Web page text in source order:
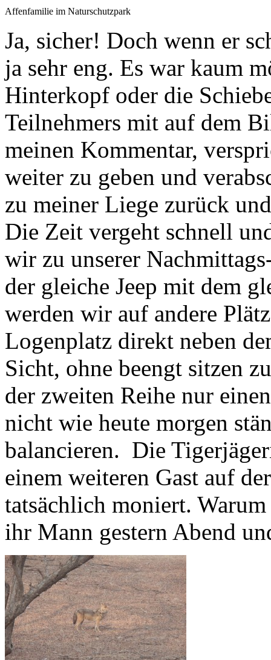
Affenfamilie im Naturschutzpark
Ja, sicher! Doch wenn er
ja sehr eng. Es war kaum
Hinterkopf oder die
Teilnehmers mit auf dem
meinen Kommentar,
weiter zu geben und
zu meiner Liege zurück
Die Zeit vergeht schnell
wir zu unserer
der gleiche Jeep mit dem
werden wir auf andere
Logenplatz direkt neben
Sicht, ohne beengt sitzen
der zweiten Reihe nur
nicht wie heute morgen
balancieren. Die
einem weiteren Gast auf
tatsächlich moniert.
ihr Mann gestern Abend